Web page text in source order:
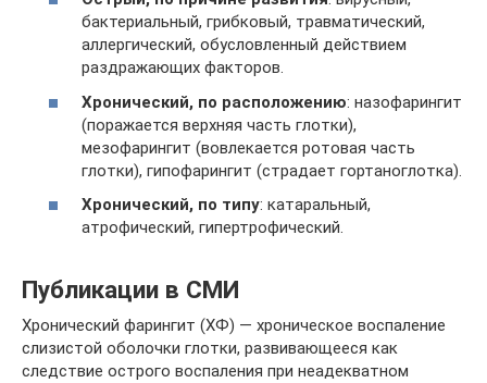
бактериальный, грибковый, травматический,
аллергический, обусловленный действием
раздражающих факторов.
Хронический, по расположению: назофарингит
(поражается верхняя часть глотки),
мезофарингит (вовлекается ротовая часть
глотки), гипофарингит (страдает гортаноглотка).
Хронический, по типу: катаральный,
атрофический, гипертрофический.
Публикации в СМИ
Хронический фарингит (ХФ) — хроническое воспаление
слизистой оболочки глотки, развивающееся как
следствие острого воспаления при неадекватном